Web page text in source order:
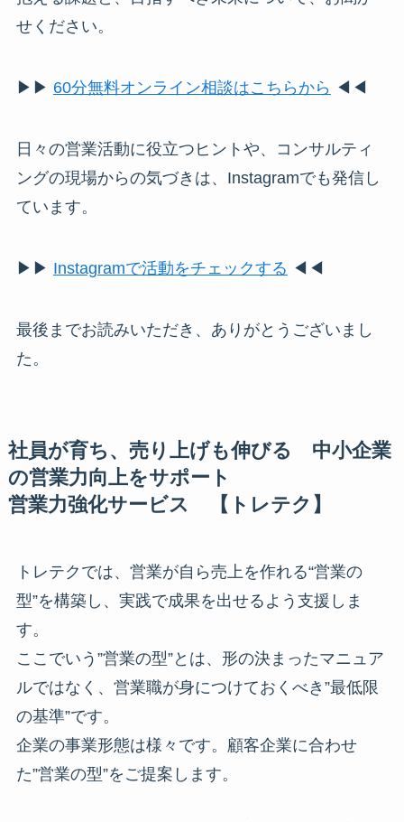
せください。
▶︎▶︎ 60分無料オンライン相談はこちらから ◀︎◀︎
日々の営業活動に役立つヒントや、コンサルティ
ングの現場からの気づきは、Instagramでも発信し
ています。
▶︎▶︎ Instagramで活動をチェックする ◀︎◀︎
最後までお読みいただき、ありがとうございまし
た。
社員が育ち、売り上げも伸びる 中小企業
の営業力向上をサポート
営業力強化サービス 【トレテク】
トレテクでは、営業が自ら売上を作れる“営業の
型”を構築し、実践で成果を出せるよう支援しま
す。
ここでいう”営業の型”とは、形の決まったマニュア
ルではなく、営業職が身につけておくべき”最低限
の基準”です。
企業の事業形態は様々です。顧客企業に合わせ
た”営業の型”をご提案します。